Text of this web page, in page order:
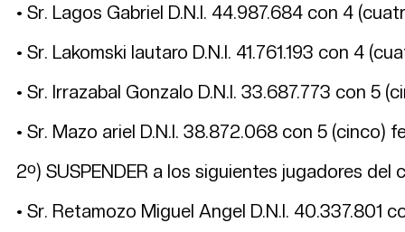
• Sr. Lagos Gabriel D.N.I. 44.987.684 con 4
• Sr. Lakomski lautaro D.N.I. 41.761.193 con 4
• Sr. Irrazabal Gonzalo D.N.I. 33.687.773 con 5
• Sr. Mazo ariel D.N.I. 38.872.068 con 5 (cinco)
2º) SUSPENDER a los siguientes jugadores del
• Sr. Retamozo Miguel Angel D.N.I. 40.337.801